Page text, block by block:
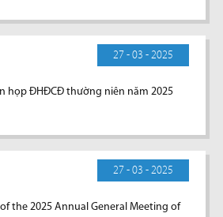
27 - 03 - 2025
họp ĐHĐCĐ thường niên năm 2025
27 - 03 - 2025
the 2025 Annual General Meeting of